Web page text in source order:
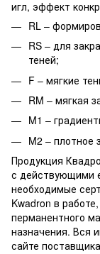
игл, эффект
RL –
RS – для
теней;
F – мягкие
RM – мягкая
M1 –
M2 – плотное
Продукция
с действующими
необходимые
Kwadron в
перманентного
назначения. Вся
сайте